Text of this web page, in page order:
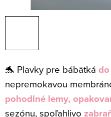
🐬 Plavky pre bábätká
nepremokavou
pohodlné lemy,
sezónu, spoľahlivo